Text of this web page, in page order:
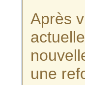
Après
une